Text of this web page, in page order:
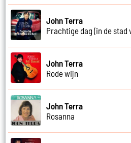
John Terra
Prachtige dag (in de stad
John Terra
Rode wijn
John Terra
Rosanna